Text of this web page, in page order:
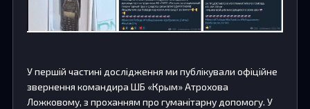
У першій частині дослідження ми публікували офіційне
звернення командира ШБ «Крым» Атрохова
Ложковому, з проханням про гуманітарну допомогу. У